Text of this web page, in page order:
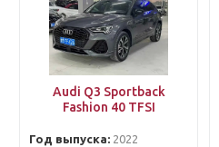
Audi Q3 Sportback
Fashion 40 TFSI
Год выпуска:2022